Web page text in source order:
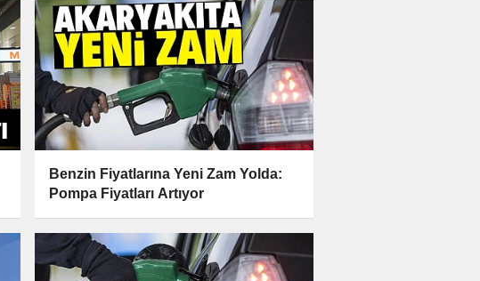
Benzin Fiyatlarına Yeni Zam Yolda:
Pompa Fiyatları Artıyor